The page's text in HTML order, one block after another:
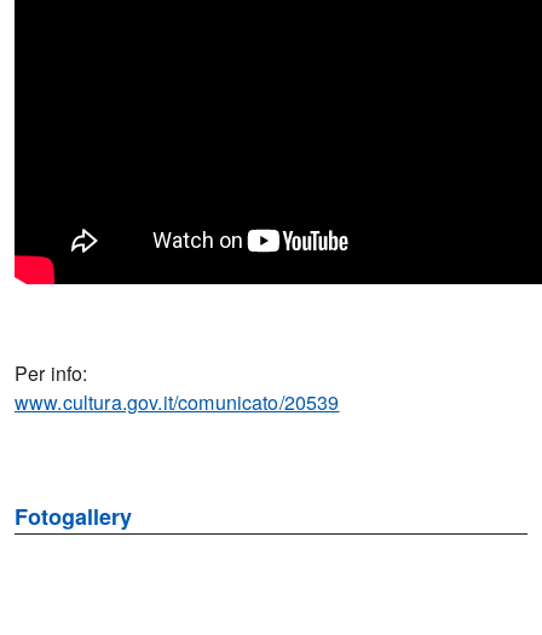
Per info:
www.cultura.gov.it/comunicato/20539
Fotogallery